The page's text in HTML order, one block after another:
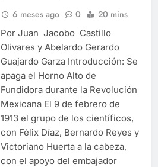
6 meses ago 0 20 mins
Por Juan Jacobo Castillo
Olivares y Abelardo Gerardo
Guajardo Garza Introducción: Se
apaga el Horno Alto de
Fundidora durante la Revolución
Mexicana El 9 de febrero de
1913 el grupo de los científicos,
con Félix Díaz, Bernardo Reyes y
Victoriano Huerta a la cabeza,
con el apoyo del embajador